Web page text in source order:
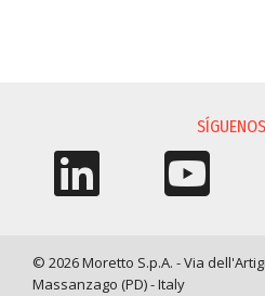
© 2026 Moretto S.p.A. - Via
Massanzago (PD) - Italy